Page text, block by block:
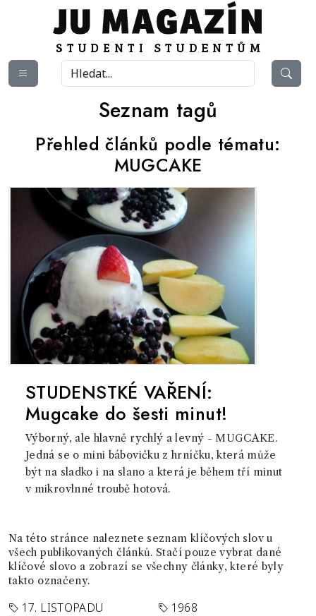
Seznam tagů
Přehled článků podle tématu:
MUGCAKE
STUDENSTKÉ VAŘENÍ:
Mugcake do šesti minut!
Výborný, ale hlavně rychlý a levný - MUGCAKE.
Jedná se o mini bábovičku z hrníčku, která může
být na sladko i na slano a která je během tří minut
v mikrovlnné troubě hotová.
Na této stránce naleznete seznam klíčových slov u
všech publikovaných článků. Stačí pouze vybrat dané
klíčové slovo a zobrazí se všechny články, které byly
takto označeny.
17. LISTOPADU
1968